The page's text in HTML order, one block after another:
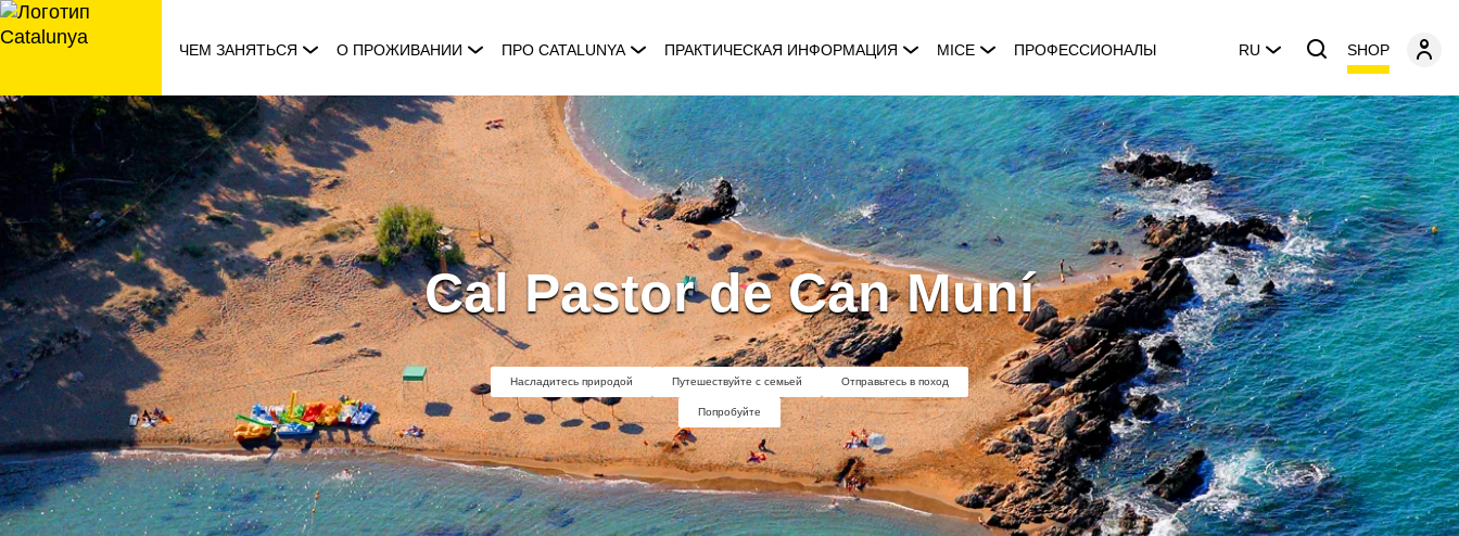
перейти
к
ЧЕМ ЗАНЯТЬСЯ О ПРОЖИВАНИИ ПРО CATALUNYA ПРАКТИЧЕСКАЯ ИНФОРМАЦИЯ MICE ПРОФЕССИОНАЛЫ RU SHOP
Cal Pastor de Can Muní
Насладитесь природой Путешествуйте с семьей Отправьтесь в поход
Попробуйте